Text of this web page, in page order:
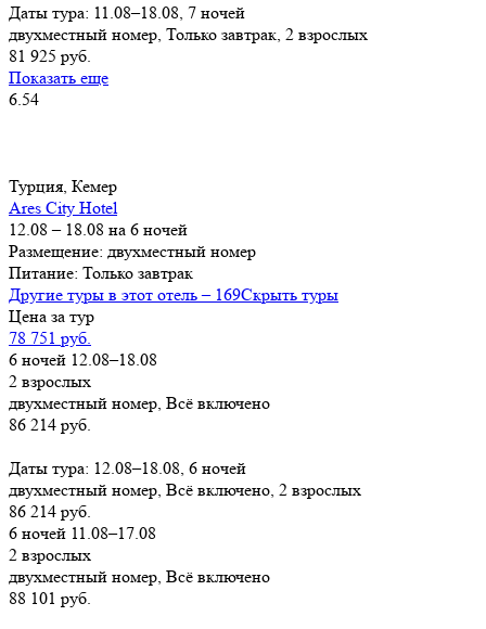
Даты тура: 11.08–18.08, 7 ночей
двухместный номер, Только завтрак, 2 взрослых
81 925 руб.
Показать еще
6.54
Турция, Кемер
Ares City Hotel
12.08 – 18.08 на 6 ночей
Размещение: двухместный номер
Питание: Только завтрак
Другие туры в этот отель – 169Скрыть туры
Цена за тур
78 751 руб.
6 ночей 12.08–18.08
2 взрослых
двухместный номер, Всё включено
86 214 руб.
Даты тура: 12.08–18.08, 6 ночей
двухместный номер, Всё включено, 2 взрослых
86 214 руб.
6 ночей 11.08–17.08
2 взрослых
двухместный номер, Всё включено
88 101 руб.